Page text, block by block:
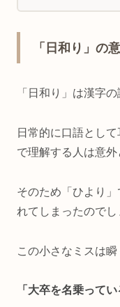
「日和り」の
「日和り」は漢字
日常的に口語とし
で理解する人は意外
そのため「ひより
れてしまったのでし
この小さなミスは瞬
「大卒を名乗って